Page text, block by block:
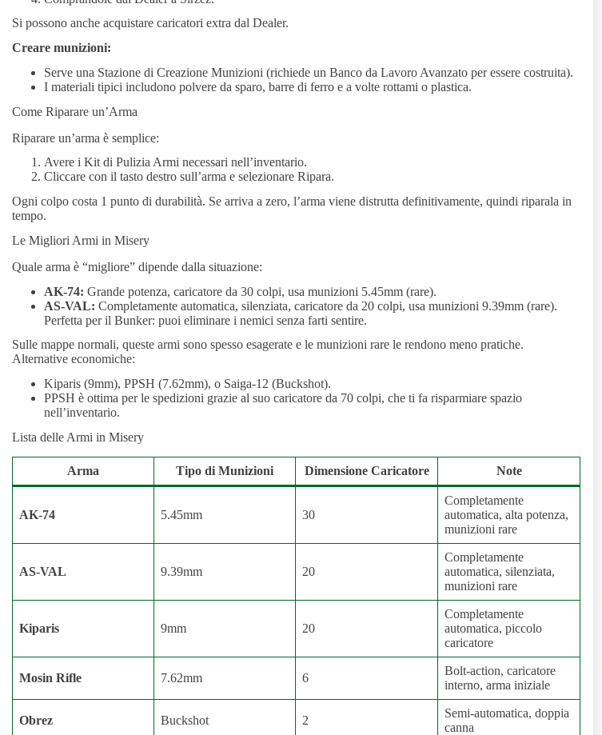
Si possono anche acquistare caricatori extra dal Dealer.
Creare munizioni:
Serve una Stazione di Creazione Munizioni (richiede un Banco da Lavoro Avanzato per essere costruita).
I materiali tipici includono polvere da sparo, barre di ferro e a volte rottami o plastica.
Come Riparare un’Arma
Riparare un’arma è semplice:
Avere i Kit di Pulizia Armi necessari nell’inventario.
Cliccare con il tasto destro sull’arma e selezionare Ripara.
Ogni colpo costa 1 punto di durabilità. Se arriva a zero, l’arma viene distrutta definitivamente, quindi riparala in
tempo.
Le Migliori Armi in Misery
Quale arma è “migliore” dipende dalla situazione:
AK-74: Grande potenza, caricatore da 30 colpi, usa munizioni 5.45mm (rare).
AS-VAL: Completamente automatica, silenziata, caricatore da 20 colpi, usa munizioni 9.39mm (rare).
Perfetta per il Bunker: puoi eliminare i nemici senza farti sentire.
Sulle mappe normali, queste armi sono spesso esagerate e le munizioni rare le rendono meno pratiche.
Alternative economiche:
Kiparis (9mm), PPSH (7.62mm), o Saiga-12 (Buckshot).
PPSH è ottima per le spedizioni grazie al suo caricatore da 70 colpi, che ti fa risparmiare spazio
nell’inventario.
Lista delle Armi in Misery
Arma Tipo di Munizioni Dimensione Caricatore Note
AK-74 5.45mm 30
Completamente
automatica, alta potenza,
munizioni rare
AS-VAL 9.39mm 20
Completamente
automatica, silenziata,
munizioni rare
Kiparis 9mm 20
Completamente
automatica, piccolo
caricatore
Mosin Rifle 7.62mm 6
Bolt-action, caricatore
interno, arma iniziale
Obrez Buckshot 2
Semi-automatica, doppia
canna